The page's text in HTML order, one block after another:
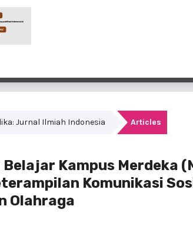
Jurnal Ilmiah Indonesia Articles
Kampus Merdeka
Komunikasi
Olahraga